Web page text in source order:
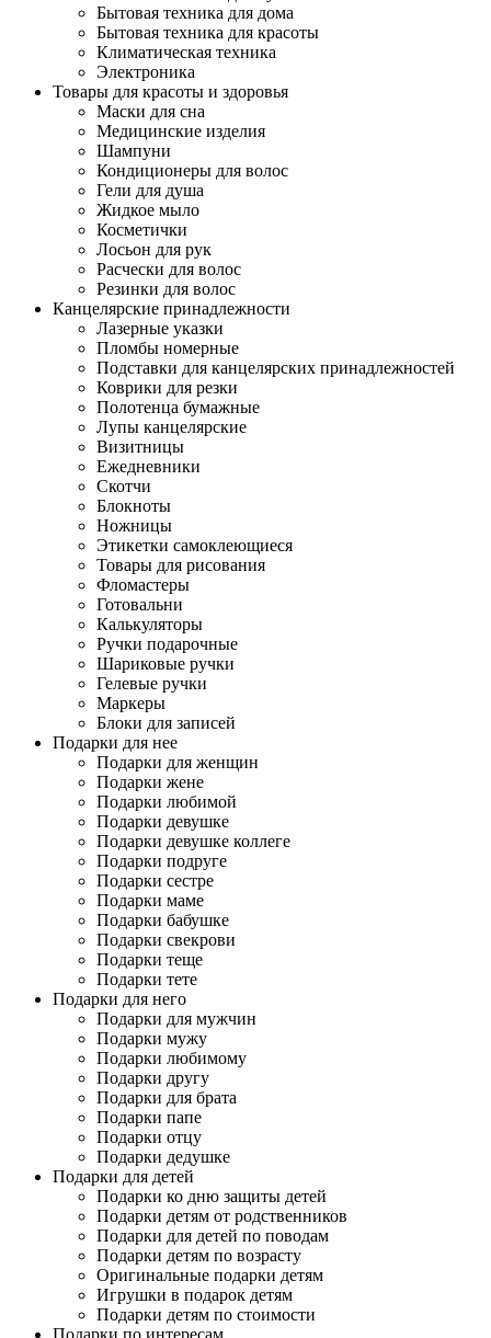
Бытовая техника для дома
Бытовая техника для красоты
Климатическая техника
Электроника
Товары для красоты и здоровья
Маски для сна
Медицинские изделия
Шампуни
Кондиционеры для волос
Гели для душа
Жидкое мыло
Косметички
Лосьон для рук
Расчески для волос
Резинки для волос
Канцелярские принадлежности
Лазерные указки
Пломбы номерные
Подставки для канцелярских принадлежностей
Коврики для резки
Полотенца бумажные
Лупы канцелярские
Визитницы
Ежедневники
Скотчи
Блокноты
Ножницы
Этикетки самоклеющиеся
Товары для рисования
Фломастеры
Готовальни
Калькуляторы
Ручки подарочные
Шариковые ручки
Гелевые ручки
Маркеры
Блоки для записей
Подарки для нее
Подарки для женщин
Подарки жене
Подарки любимой
Подарки девушке
Подарки девушке коллеге
Подарки подруге
Подарки сестре
Подарки маме
Подарки бабушке
Подарки свекрови
Подарки теще
Подарки тете
Подарки для него
Подарки для мужчин
Подарки мужу
Подарки любимому
Подарки другу
Подарки для брата
Подарки папе
Подарки отцу
Подарки дедушке
Подарки для детей
Подарки ко дню защиты детей
Подарки детям от родственников
Подарки для детей по поводам
Подарки детям по возрасту
Оригинальные подарки детям
Игрушки в подарок детям
Подарки детям по стоимости
Подарки по интересам